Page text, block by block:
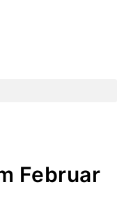
Februar